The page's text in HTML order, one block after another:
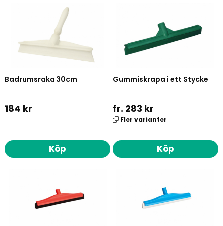
Badrumsraka 30cm
184 kr
Köp
Gummiskrapa i ett Stycke
fr. 283 kr
Fler varianter
Köp